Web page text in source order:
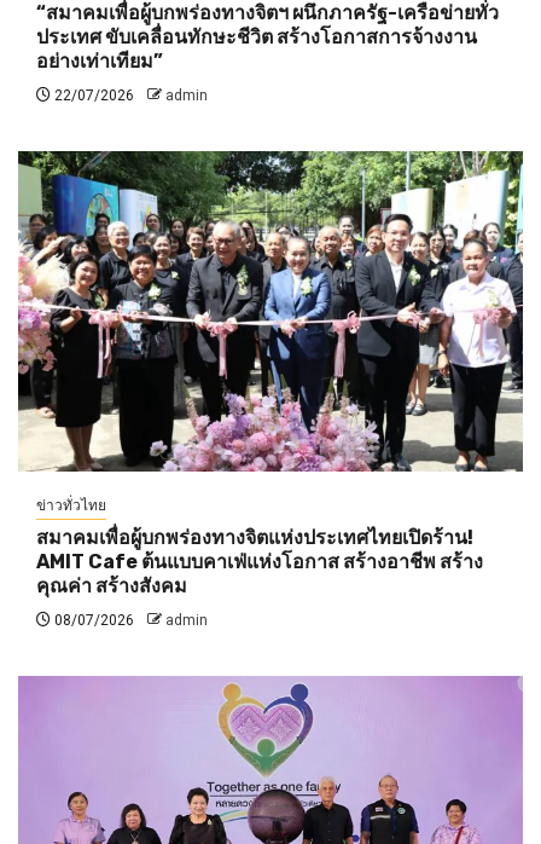
“สมาคมเพื่อผู้บกพร่องทางจิตฯ ผนึกภาครัฐ-เครือข่ายทั่ว
ประเทศ ขับเคลื่อนทักษะชีวิต สร้างโอกาสการจ้างงาน
อย่างเท่าเทียม”
22/07/2026 admin
ข่าวทั่วไทย
สมาคมเพื่อผู้บกพร่องทางจิตแห่งประเทศไทยเปิดร้าน!
AMIT Cafe ต้นแบบคาเฟ่แห่งโอกาส สร้างอาชีพ สร้าง
คุณค่า สร้างสังคม
08/07/2026 admin